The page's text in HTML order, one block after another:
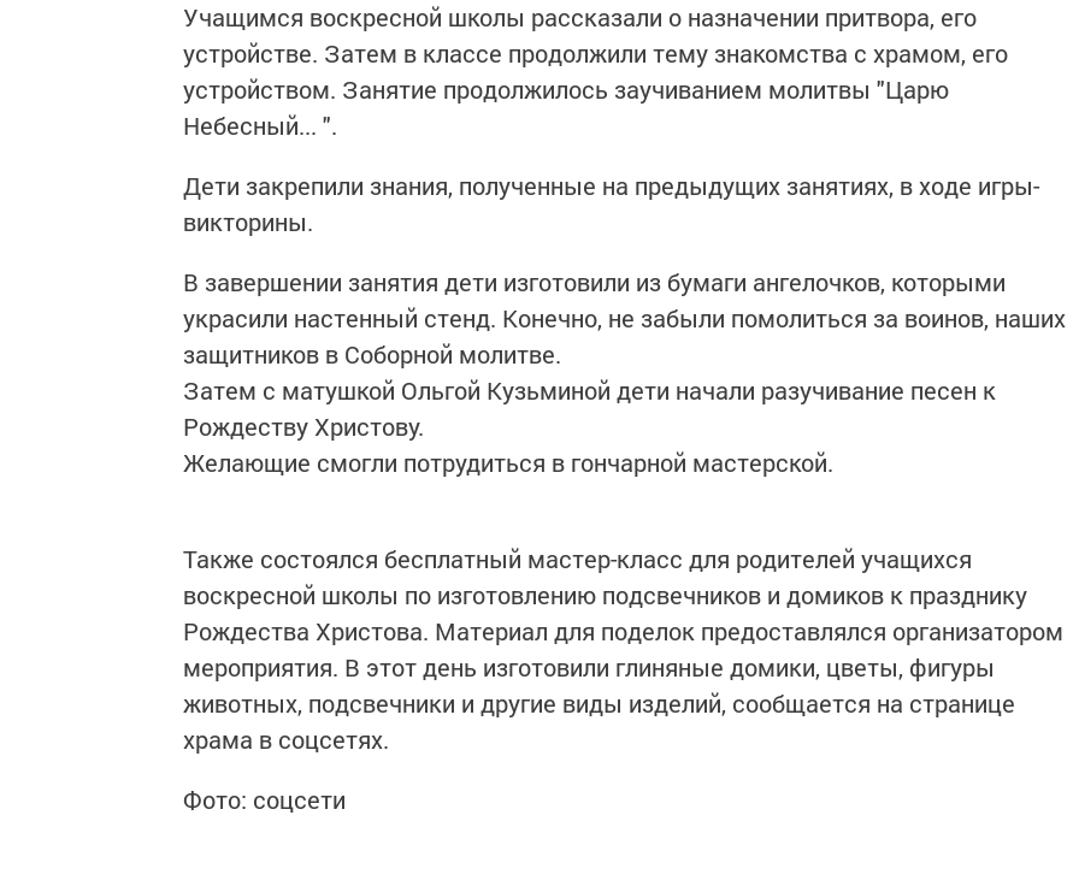
Учащимся воскресной школы рассказали о назначении притвора, его
устройстве. Затем в классе продолжили тему знакомства с храмом, его
устройством. Занятие продолжилось заучиванием молитвы "Царю
Небесный... ".
Дети закрепили знания, полученные на предыдущих занятиях, в ходе игры-
викторины.
В завершении занятия дети изготовили из бумаги ангелочков, которыми
украсили настенный стенд. Конечно, не забыли помолиться за воинов, наших
защитников в Соборной молитве.
Затем с матушкой Ольгой Кузьминой дети начали разучивание песен к
Рождеству Христову.
Желающие смогли потрудиться в гончарной мастерской.
Также состоялся бесплатный мастер-класс для родителей учащихся
воскресной школы по изготовлению подсвечников и домиков к празднику
Рождества Христова. Материал для поделок предоставлялся организатором
мероприятия. В этот день изготовили глиняные домики, цветы, фигуры
животных, подсвечники и другие виды изделий, сообщается на странице
храма в соцсетях.
Фото: соцсети